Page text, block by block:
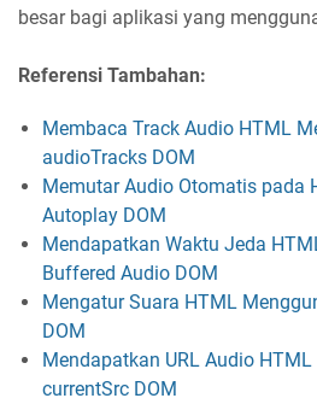
besar bagi aplikasi yang
Referensi Tambahan:
Membaca Track Audio HTML
audioTracks DOM
Memutar Audio Otomatis pada
Autoplay DOM
Mendapatkan Waktu Jeda
Buffered Audio DOM
Mengatur Suara HTML
DOM
Mendapatkan URL Audio
currentSrc DOM